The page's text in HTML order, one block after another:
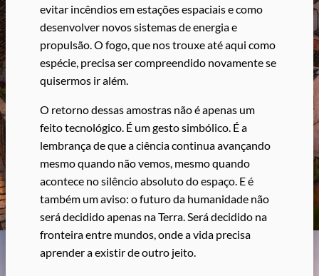
evitar incêndios em estações espaciais e como
desenvolver novos sistemas de energia e
propulsão. O fogo, que nos trouxe até aqui como
espécie, precisa ser compreendido novamente se
quisermos ir além.
O retorno dessas amostras não é apenas um
feito tecnológico. É um gesto simbólico. É a
lembrança de que a ciência continua avançando
mesmo quando não vemos, mesmo quando
acontece no silêncio absoluto do espaço. E é
também um aviso: o futuro da humanidade não
será decidido apenas na Terra. Será decidido na
fronteira entre mundos, onde a vida precisa
aprender a existir de outro jeito.